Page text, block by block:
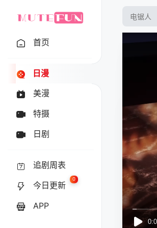
首页
日漫
美漫
特摄
日剧
追剧周表
今日更新
0
APP